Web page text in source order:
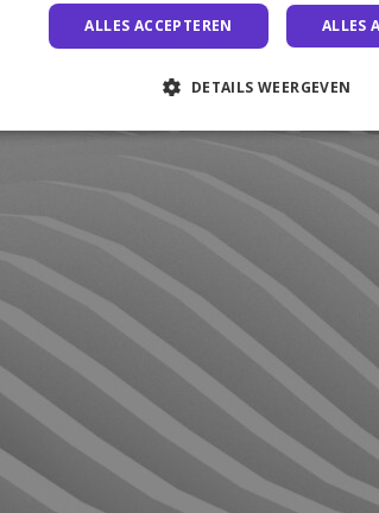
ALLES ACCEPTEREN ALLES
DETAILS WEERGEVEN